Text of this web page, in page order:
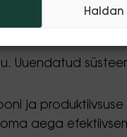
Haldan
Uuendatud
ja produktiivsuse
aega